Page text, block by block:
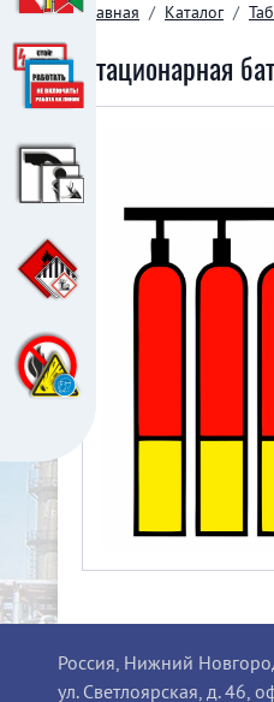
Главная / Каталог /
Стационарная
Россия, Нижний
ул. Светлоярская, д. 46,